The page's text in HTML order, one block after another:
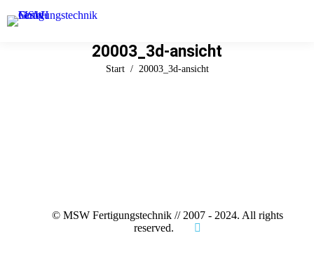
20003_3d-ansicht
Sie befinden sich hier:
Start 20003_3d-ansicht
© MSW Fertigungstechnik // 2007 - 2024. All rights
reserved.